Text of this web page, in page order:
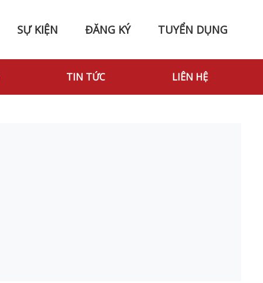
SỰ KIỆN ĐĂNG KÝ TUYỂN DỤNG
TIN TỨC LIÊN HỆ